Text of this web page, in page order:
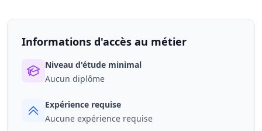
Informations d'accès au métier
Niveau d'étude minimal
Aucun diplôme
Expérience requise
Aucune expérience requise